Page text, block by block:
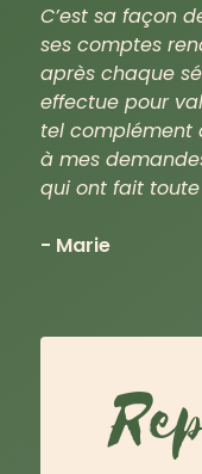
C’est sa façon
ses comptes
après chaque
effectue pour
tel complément
à mes
qui ont fait
- Marie